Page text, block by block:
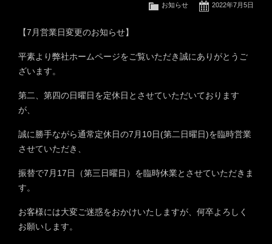
2022年7月5日
お知らせ
【7月営業日変更のお知らせ】
平素より弊社ホームページをご覧いただき誠にありがとうご
ざいます。
第二、第四の日曜日を定休日とさせていただいております
が、
誠に勝手ながら通常定休日の7月10日(第二日曜日)を臨時営業
させていただき、
振替で7月17日（第三日曜日）を臨時休業とさせていただきま
す。
お客様には大変ご迷惑をおかけいたしますが、何卒よろしく
お願いします。